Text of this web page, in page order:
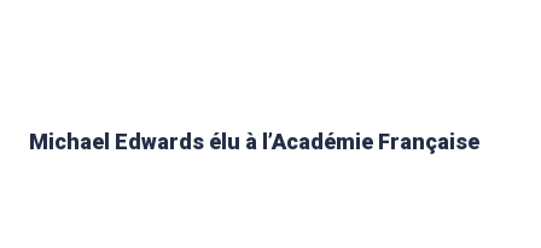
Michael Edwards élu à l’Académie Française